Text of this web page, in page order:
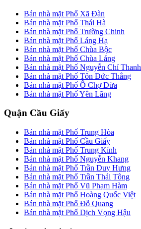
Bán nhà mặt Phố Xã Đàn
Bán nhà mặt Phố Thái Hà
Bán nhà mặt Phố Trường Chinh
Bán nhà mặt Phố Láng Hạ
Bán nhà mặt Phố Chùa Bộc
Bán nhà mặt Phố Chùa Láng
Bán nhà mặt Phố Nguyễn Chí Thanh
Bán nhà mặt Phố Tôn Đức Thắng
Bán nhà mặt Phố Ô Chợ Dừa
Bán nhà mặt Phố Yên Lãng
Quận Cầu Giấy
Bán nhà mặt Phố Trung Hòa
Bán nhà mặt Phố Cầu Giấy
Bán nhà mặt Phố Trung Kính
Bán nhà mặt Phố Nguyễn Khang
Bán nhà mặt Phố Trần Duy Hưng
Bán nhà mặt Phố Trần Thái Tông
Bán nhà mặt Phố Vũ Phạm Hàm
Bán nhà mặt Phố Hoàng Quốc Việt
Bán nhà mặt Phố Đỗ Quang
Bán nhà mặt Phố Dịch Vọng Hậu